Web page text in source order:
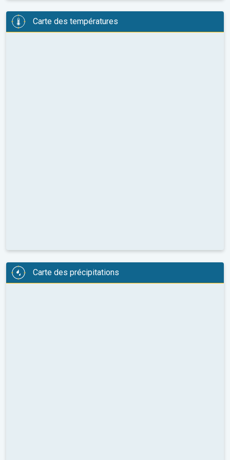
Carte des températures
Carte des précipitations